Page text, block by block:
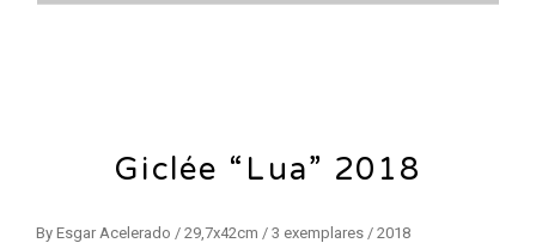
Giclée “Lua” 2018
By Esgar Acelerado / 29,7x42cm / 3 exemplares / 2018